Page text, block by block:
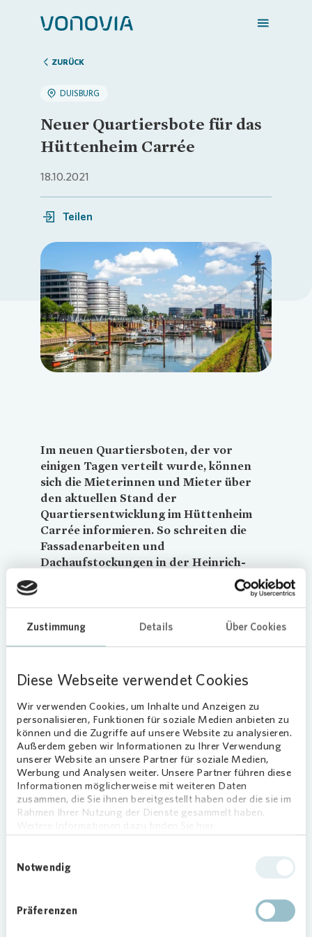
Zustimmung Details Über Cookies
Diese Webseite verwendet Cookies
Wir verwenden Cookies, um Inhalte und Anzeigen zu
personalisieren, Funktionen für soziale Medien anbieten zu
können und die Zugriffe auf unsere Website zu analysieren.
Außerdem geben wir Informationen zu Ihrer Verwendung
unserer Website an unsere Partner für soziale Medien,
Werbung und Analysen weiter. Unsere Partner führen diese
Informationen möglicherweise mit weiteren Daten
zusammen, die Sie ihnen bereitgestellt haben oder die sie im
Rahmen Ihrer Nutzung der Dienste gesammelt haben.
Notwendig
Präferenzen
Zuhause finden
Mein Zuhause
Meine Stadt
Weitere Angebote
Login
ZURÜCK
DUISBURG
Neuer Quartiersbote für das
Hüttenheim Carrée
18.10.2021
Teilen
Loading...
Im neuen Quartiersboten, der vor
einigen Tagen verteilt wurde, können
sich die Mieterinnen und Mieter über
den aktuellen Stand der
Quartiersentwicklung im Hüttenheim
Carrée informieren. So schreiten die
Fassadenarbeiten und
Dachaufstockungen in der Heinrich-
Modernisierungsarbeiten mit neuer
Wärmedämmung und Energieeffizienz,
den Mietern mehr Wohnqualität bieten.
Aktive Gestaltung des
Baumkonzepts
Im Rahmen der Gestaltung des Wohnumfelds
plantVonoviaverschiedene Begegnungs- und
Spielflächen wie einen Kinderspielplatz oder eine
Boulebahn – aber auch die Grünflächen sollen
optimiert werden können, wurde im Rahmen eines
Oberbürgermeister zu Besuch